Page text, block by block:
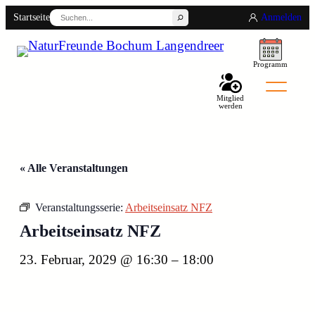
Startseite
Suchen
Anmelden
Programm
Mitglied
werden
« Alle Veranstaltungen
Veranstaltungsserie: Arbeitseinsatz NFZ
Arbeitseinsatz NFZ
23. Februar, 2029 @ 16:30 – 18:00